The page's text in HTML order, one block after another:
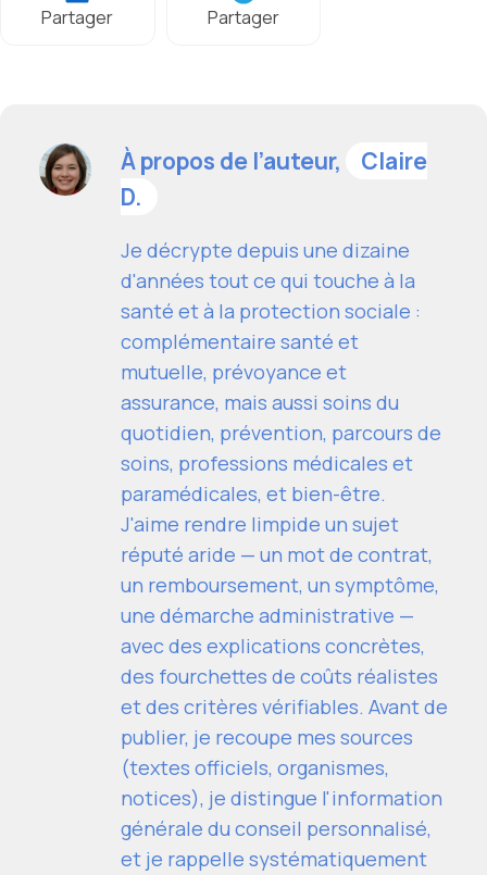
Partager Partager
À propos de l’auteur,
Claire
D.
Je décrypte depuis une dizaine
d'années tout ce qui touche à la
santé et à la protection sociale :
complémentaire santé et
mutuelle, prévoyance et
assurance, mais aussi soins du
quotidien, prévention, parcours de
soins, professions médicales et
paramédicales, et bien-être.
J'aime rendre limpide un sujet
réputé aride — un mot de contrat,
un remboursement, un symptôme,
une démarche administrative —
avec des explications concrètes,
des fourchettes de coûts réalistes
et des critères vérifiables. Avant de
publier, je recoupe mes sources
(textes officiels, organismes,
notices), je distingue l'information
générale du conseil personnalisé,
et je rappelle systématiquement